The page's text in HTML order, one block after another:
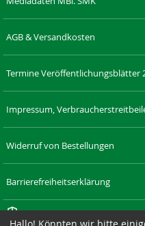
AGB & Versandkosten
Termine Veröffentlichungsblätter
Impressum,
Widerruf von Bestellungen
Barrierefreiheitserklärung
Cookie-Einstellungen